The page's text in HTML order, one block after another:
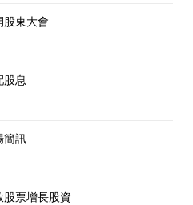
東大會
息
簡訊
票增長股資